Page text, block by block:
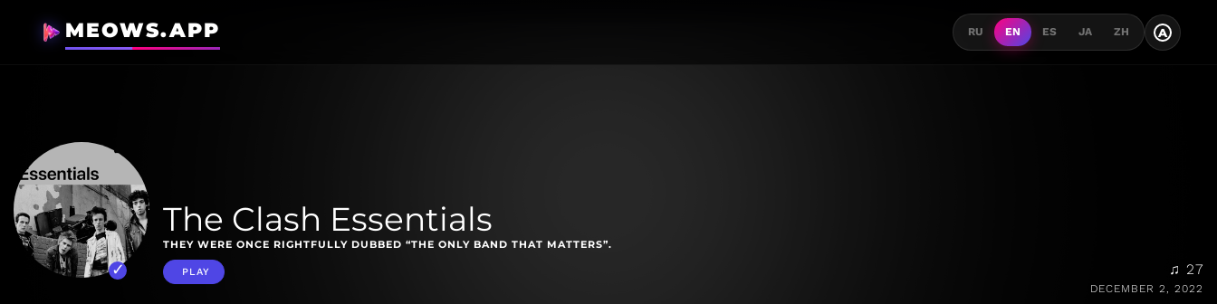
MEOWS.APP RU EN ES JA ZH A
The Clash Essentials
THEY WERE ONCE RIGHTFULLY DUBBED “THE ONLY BAND THAT MATTERS”.
PLAY ♫ 27
DECEMBER 2, 2022